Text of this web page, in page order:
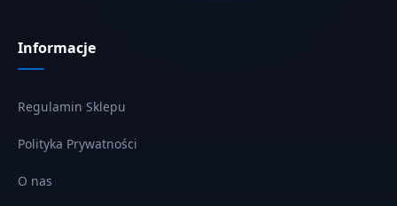
Informacje
Regulamin Sklepu
Polityka Prywatności
O nas